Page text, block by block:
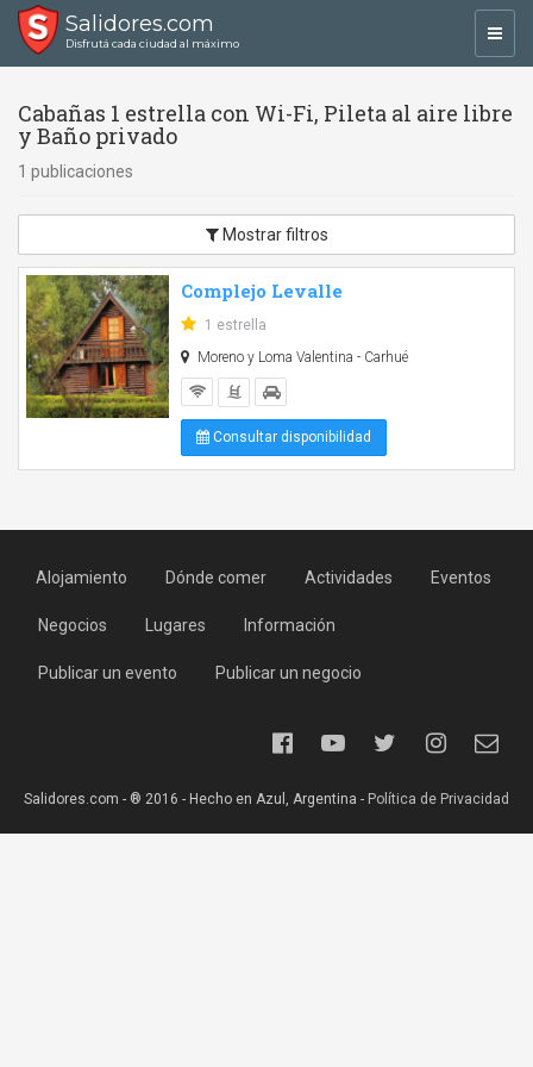
Salidores.com
Disfrutá cada ciudad al máximo
Cabañas 1 estrella con Wi-Fi, Pileta al aire libre
y Baño privado
1 publicaciones
Mostrar filtros
Complejo Levalle
1 estrella
Moreno y Loma Valentina - Carhué
Consultar disponibilidad
Alojamiento Dónde comer Actividades Eventos
Negocios Lugares Información
Publicar un evento Publicar un negocio
Salidores.com - ® 2016 - Hecho en Azul, Argentina - Política de Privacidad